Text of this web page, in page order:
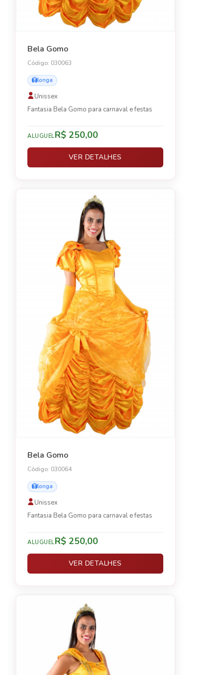
Bela Gomo
Código: 030063
longa
Unissex
Fantasia Bela Gomo para carnaval e festas
ALUGUELR$ 250,00
VER DETALHES
Bela Gomo
Código: 030064
longa
Unissex
Fantasia Bela Gomo para carnaval e festas
ALUGUELR$ 250,00
VER DETALHES